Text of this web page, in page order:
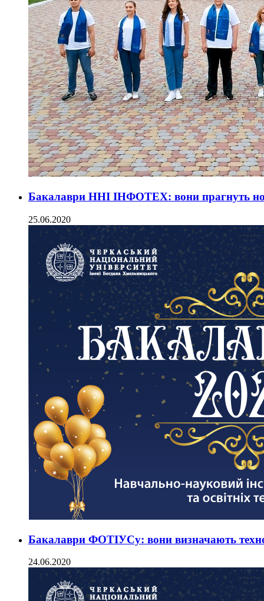
Бакалаври ННІ ІНФОТЕХ: вони прагнуть
25.06.2020
Бакалаври ФОТІУСу: вони визначають
24.06.2020